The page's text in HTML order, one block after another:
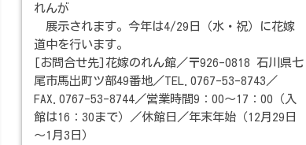
れんが
展示されます。今年は4/29日（水・祝）に花嫁
道中を行います。
[お問合せ先]花嫁のれん館／〒926-0818 石川県七
尾市馬出町ツ部49番地／TEL.0767-53-8743／
FAX.0767-53-8744／営業時間9：00～17：00（入
館は16：30まで）／休館日／年末年始（12月29日
～1月3日）